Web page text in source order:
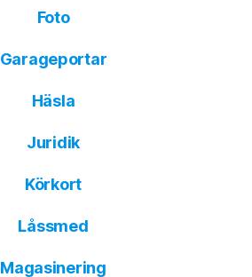
Foto
Garageportar
Häsla
Juridik
Körkort
Låssmed
Magasinering